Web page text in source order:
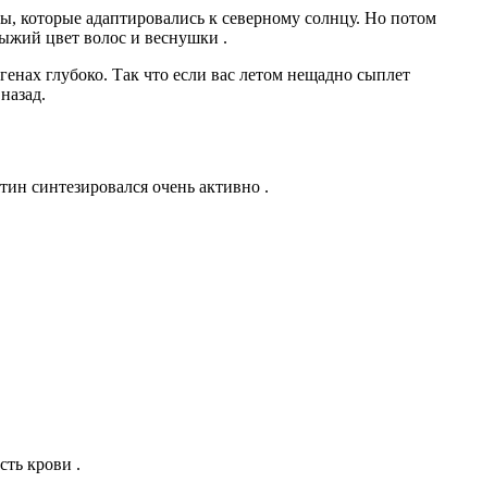
адаптировались к северному солнцу. Но потом
цвет волос и веснушки .
глубоко. Так что если вас летом нещадно сыплет
синтезировался очень активно .
крови .